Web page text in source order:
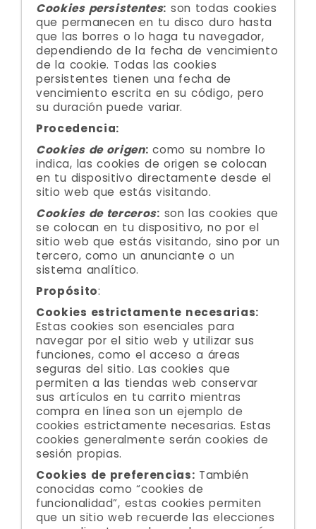
Cookies persistentes: son todas cookies
que permanecen en tu disco duro hasta
que las borres o lo haga tu navegador,
dependiendo de la fecha de vencimiento
de la cookie. Todas las cookies
persistentes tienen una fecha de
vencimiento escrita en su código, pero
su duración puede variar.
Procedencia:
Cookies de origen: como su nombre lo
indica, las cookies de origen se colocan
en tu dispositivo directamente desde el
sitio web que estás visitando.
Cookies de terceros: son las cookies que
se colocan en tu dispositivo, no por el
sitio web que estás visitando, sino por un
tercero, como un anunciante o un
sistema analítico.
Propósito:
Cookies estrictamente necesarias:
Estas cookies son esenciales para
navegar por el sitio web y utilizar sus
funciones, como el acceso a áreas
seguras del sitio. Las cookies que
permiten a las tiendas web conservar
sus artículos en tu carrito mientras
compra en línea son un ejemplo de
cookies estrictamente necesarias. Estas
cookies generalmente serán cookies de
sesión propias.
Cookies de preferencias: También
conocidas como “cookies de
funcionalidad”, estas cookies permiten
que un sitio web recuerde las elecciones